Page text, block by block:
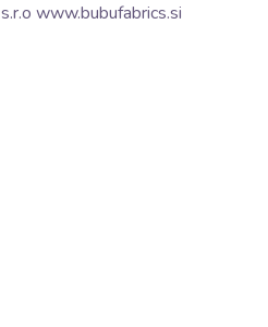
www.bubufabrics.si